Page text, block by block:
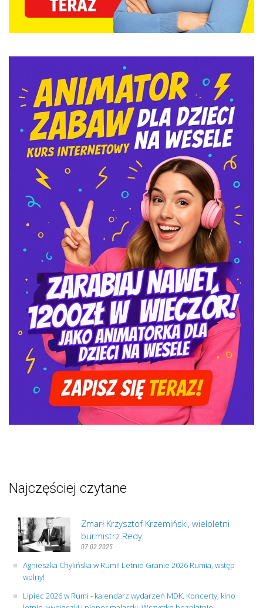
Najczęściej czytane
Zmarł Krzysztof Krzemiński, wieloletni
burmistrz Redy
07.02.2025
Agnieszka Chylińska w Rumi! Letnie Granie 2026 Rumia, wstęp
wolny!
Lipiec 2026 w Rumi - kalendarz wydarzeń MDK. Koncerty, kino